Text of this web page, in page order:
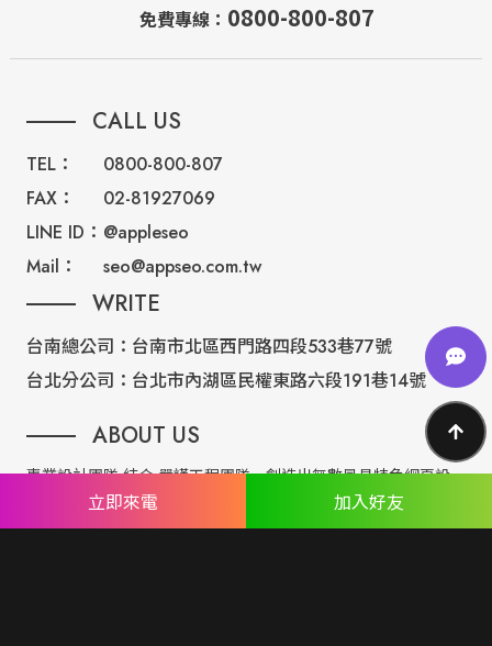
免費專線： 0800-800-807
CALL US
TEL：
0800-800-807
FAX：
02-81927069
LINE ID： @appleseo
Mail：
seo@appseo.com.tw
WRITE
台南總公司： 台南市北區西門路四段533巷77號
台北分公司： 台北市內湖區民權東路六段191巷14號
ABOUT US
專業設計團隊 結合 嚴謹工程團隊，創造出無數最具特色網頁設
計，不管是時尚美感或是網站最新特效技術，我們仍不斷學習推
出最創新的網頁設計。
立即來電 加入好友